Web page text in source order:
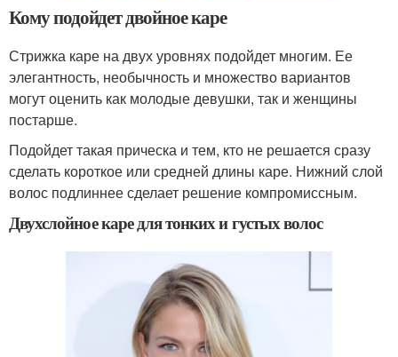
Кому подойдет двойное каре
Стрижка каре на двух уровнях подойдет многим. Ее
элегантность, необычность и множество вариантов
могут оценить как молодые девушки, так и женщины
постарше.
Подойдет такая прическа и тем, кто не решается сразу
сделать короткое или средней длины каре. Нижний слой
волос подлиннее сделает решение компромиссным.
Двухслойное каре для тонких и густых волос